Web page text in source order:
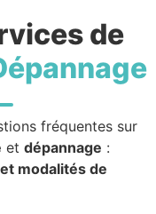
de
fréquentes sur
et dépannage :
modalités de